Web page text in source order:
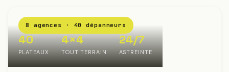
8 agences · 40 dépanneurs
40
PLATEAUX
4×4
TOUT TERRAIN
24/7
ASTREINTE